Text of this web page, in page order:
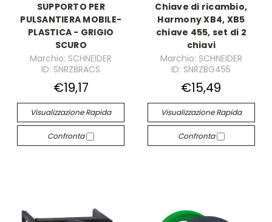
SUPPORTO PER
PULSANTIERA MOBILE-
PLASTICA - GRIGIO
SCURO
Marchio: SCHNEIDER
ID: SNRZBRACS
€19,17
Visualizzazione Rapida
Confronta
Chiave di ricambio,
Harmony XB4, XB5
chiave 455, set di 2
chiavi
Marchio: SCHNEIDER
ID: SNRZBG455
€15,49
Visualizzazione Rapida
Confronta